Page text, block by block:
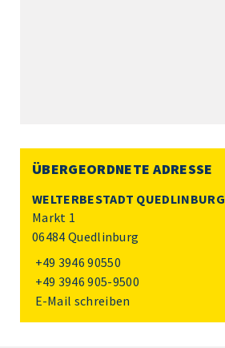
ÜBERGEORDNETE ADRESSE
WELTERBESTADT QUEDLINBURG
Markt 1
06484 Quedlinburg
+49 3946 90550
+49 3946 905-9500
E-Mail schreiben